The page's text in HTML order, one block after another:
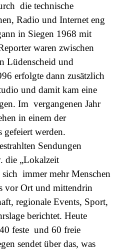
die technische
Radio und Internet eng
in Siegen 1968 mit
waren zwischen
Lüdenscheid und
erfolgte dann zusätzlich
und damit kam eine
Im vergangenen Jahr
in einem der
werden.
Sendungen
die „Lokalzeit
immer mehr Menschen
vor Ort und mittendrin
regionale Events, Sport,
berichtet. Heute
feste und 60 freie
sendet über das, was